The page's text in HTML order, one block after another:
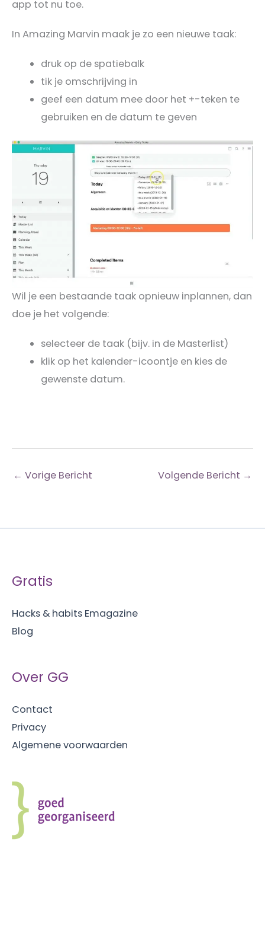
app tot nu toe.
In Amazing Marvin maak je zo een nieuwe taak:
druk op de spatiebalk
tik je omschrijving in
geef een datum mee door het +-teken te
gebruiken en de datum te geven
Wil je een bestaande taak opnieuw inplannen, dan
doe je het volgende:
selecteer de taak (bijv. in de Masterlist)
klik op het kalender-icoontje en kies de
gewenste datum.
← Vorige Bericht Volgende Bericht →
Gratis
Hacks & habits Emagazine
Blog
Over GG
Contact
Privacy
Algemene voorwaarden